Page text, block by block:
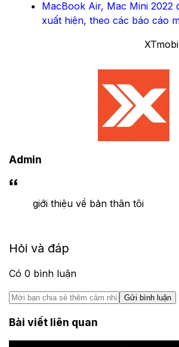
MacBook Air, Mac Mini 2022
xuất hiện, theo các báo cáo
Admin
giới thiệu về bản thân tôi
Hỏi và đáp
Có 0 bình luận
Gửi bình luận
Bài viết liên quan